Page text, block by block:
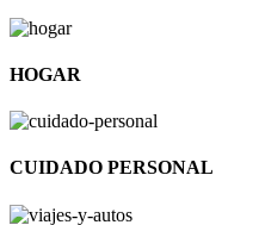
HOGAR
CUIDADO PERSONAL